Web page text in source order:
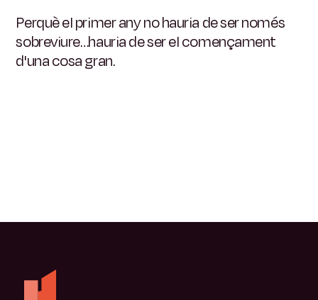
Perquè el primer any no hauria de ser només
sobreviure…hauria de ser el començament
d'una cosa gran.